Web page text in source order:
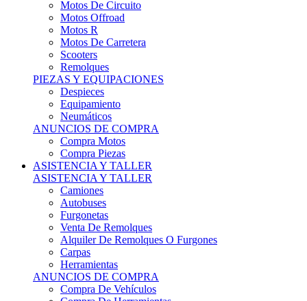
Motos R
Motos De Carretera
Scooters
Remolques
PIEZAS Y EQUIPACIONES
Despieces
Equipamiento
Neumáticos
ANUNCIOS DE COMPRA
Compra Motos
Compra Piezas
ASISTENCIA Y TALLER
ASISTENCIA Y TALLER
Camiones
Autobuses
Furgonetas
Venta De Remolques
Alquiler De Remolques O Furgones
Carpas
Herramientas
ANUNCIOS DE COMPRA
Compra De Vehículos
Compra De Herramientas